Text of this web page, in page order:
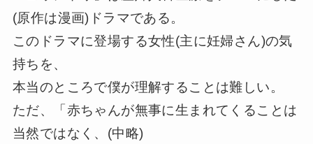
(原作は漫画)ドラマである。
このドラマに登場する女性(主に妊婦さん)の気
持ちを、
本当のところで僕が理解することは難しい。
ただ、「赤ちゃんが無事に生まれてくることは
当然ではなく、(中略)